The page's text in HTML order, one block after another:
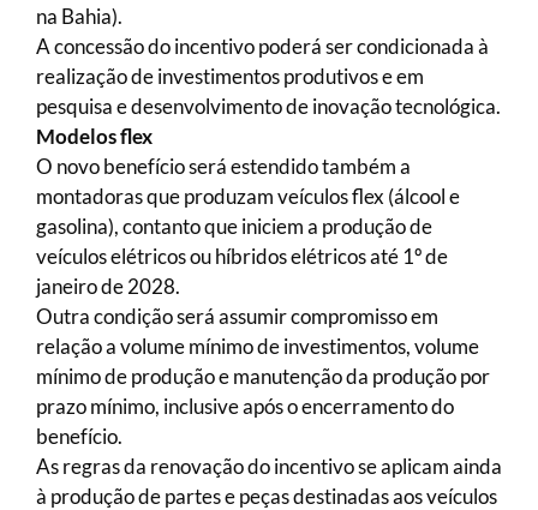
na Bahia).
A concessão do incentivo poderá ser condicionada à
realização de investimentos produtivos e em
pesquisa e desenvolvimento de inovação tecnológica.
Modelos flex
O novo benefício será estendido também a
montadoras que produzam veículos flex (álcool e
gasolina), contanto que iniciem a produção de
veículos elétricos ou híbridos elétricos até 1º de
janeiro de 2028.
Outra condição será assumir compromisso em
relação a volume mínimo de investimentos, volume
mínimo de produção e manutenção da produção por
prazo mínimo, inclusive após o encerramento do
benefício.
As regras da renovação do incentivo se aplicam ainda
à produção de partes e peças destinadas aos veículos